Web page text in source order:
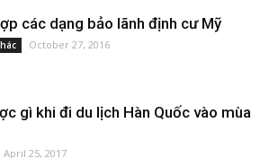
các dạng bảo lãnh định cư Mỹ
October 27, 2016
gì khi đi du lịch Hàn Quốc vào mùa
April 25, 2017